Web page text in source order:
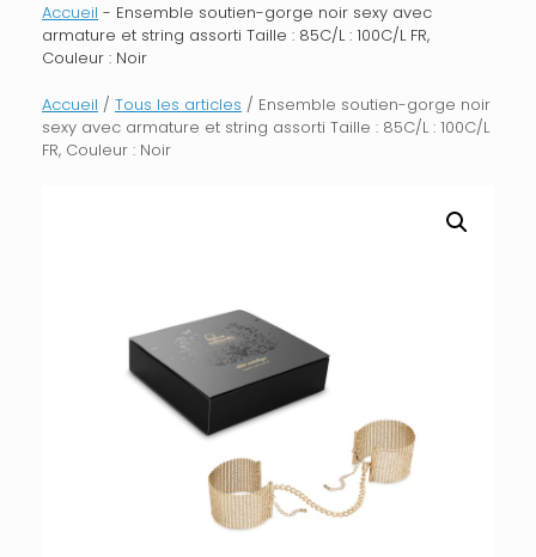
Accueil - Ensemble soutien-gorge noir sexy avec
armature et string assorti Taille : 85C/L : 100C/L FR,
Couleur : Noir
Accueil / Tous les articles / Ensemble soutien-gorge noir
sexy avec armature et string assorti Taille : 85C/L : 100C/L
FR, Couleur : Noir